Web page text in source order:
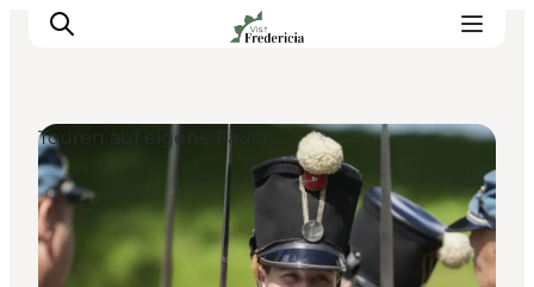
Veranstaltungen
Erlebnisse und Kultur
Restaurants
Touren auf eigene Faust